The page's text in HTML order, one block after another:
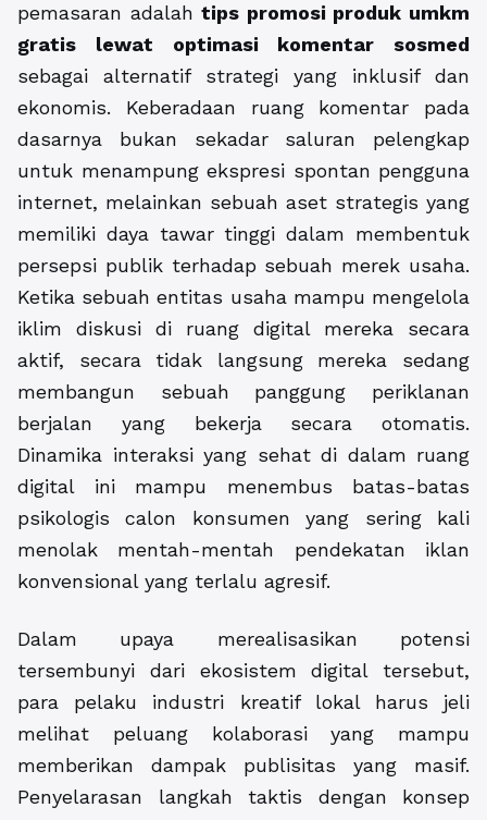
pemasaran adalahtips promosi produk umkm
gratis lewat optimasi komentar sosmed
sebagai alternatif strategi yang inklusif dan
ekonomis. Keberadaan ruang komentar pada
dasarnya bukan sekadar saluran pelengkap
untuk menampung ekspresi spontan pengguna
internet, melainkan sebuah aset strategis yang
memiliki daya tawar tinggi dalam membentuk
persepsi publik terhadap sebuah merek usaha.
Ketika sebuah entitas usaha mampu mengelola
iklim diskusi di ruang digital mereka secara
aktif, secara tidak langsung mereka sedang
membangun sebuah panggung periklanan
berjalan yang bekerja secara otomatis.
Dinamika interaksi yang sehat di dalam ruang
digital ini mampu menembus batas-batas
psikologis calon konsumen yang sering kali
menolak mentah-mentah pendekatan iklan
konvensional yang terlalu agresif.
Dalam upaya merealisasikan potensi
tersembunyi dari ekosistem digital tersebut,
para pelaku industri kreatif lokal harus jeli
melihat peluang kolaborasi yang mampu
memberikan dampak publisitas yang masif.
Penyelarasan langkah taktis dengan konsep